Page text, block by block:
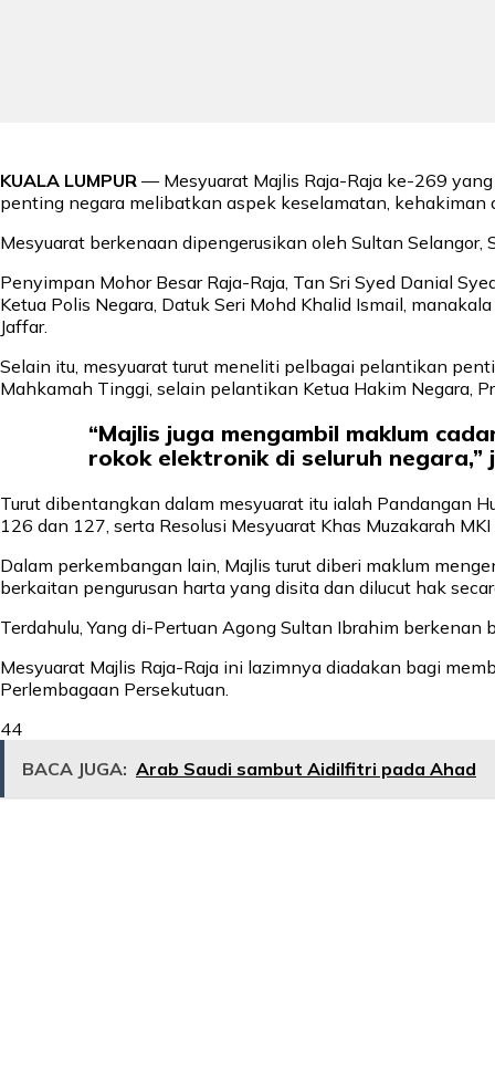
KUALA LUMPUR — Mesyuarat Majlis Raja-Raja ke-269
penting negara melibatkan aspek keselamatan, kehakiman
Mesyuarat berkenaan dipengerusikan oleh Sultan
Penyimpan Mohor Besar Raja-Raja, Tan Sri Syed Danial
Ketua Polis Negara, Datuk Seri Mohd Khalid Ismail,
Jaffar.
Selain itu, mesyuarat turut meneliti pelbagai pelantikan
Mahkamah Tinggi, selain pelantikan Ketua Hakim Negara,
“Majlis juga mengambil maklum
rokok elektronik di seluruh negara,”
Turut dibentangkan dalam mesyuarat itu ialah Pandangan
126 dan 127, serta Resolusi Mesyuarat Khas Muzakarah
Dalam perkembangan lain, Majlis turut diberi maklum
berkaitan pengurusan harta yang disita dan dilucut hak
Terdahulu, Yang di-Pertuan Agong Sultan Ibrahim
Mesyuarat Majlis Raja-Raja ini lazimnya diadakan bagi
Perlembagaan Persekutuan.
44
BACA JUGA: Arab Saudi sambut Aidilfitri pada Ahad